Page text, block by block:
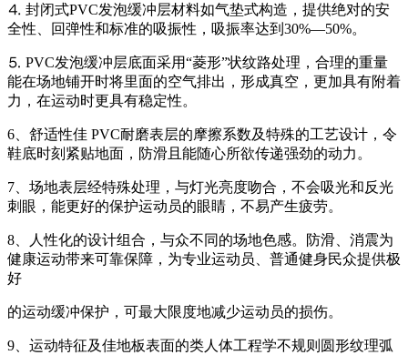
⒋ 封闭式PVC发泡缓冲层材料如气垫式构造，提供绝对的安
全性、回弹性和标准的吸振性，吸振率达到30%—50%。
⒌ PVC发泡缓冲层底面采用“菱形”状纹路处理，合理的重量
能在场地铺开时将里面的空气排出，形成真空，更加具有附着
力，在运动时更具有稳定性。
6、舒适性佳 PVC耐磨表层的摩擦系数及特殊的工艺设计，令
鞋底时刻紧贴地面，防滑且能随心所欲传递强劲的动力。
7、场地表层经特殊处理，与灯光亮度吻合，不会吸光和反光
刺眼，能更好的保护运动员的眼睛，不易产生疲劳。
8、人性化的设计组合，与众不同的场地色感。防滑、消震为
健康运动带来可靠保障，为专业运动员、普通健身民众提供极
好
的运动缓冲保护，可最大限度地减少运动员的损伤。
9、运动特征及佳地板表面的类人体工程学不规则圆形纹理弧